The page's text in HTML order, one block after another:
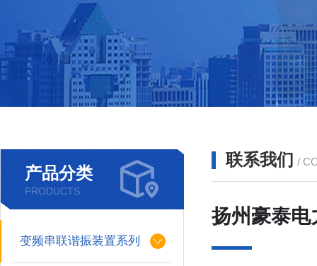
产品分类
PRODUCTS
变频串联谐振装置系列
联系我们 /
扬州豪泰电